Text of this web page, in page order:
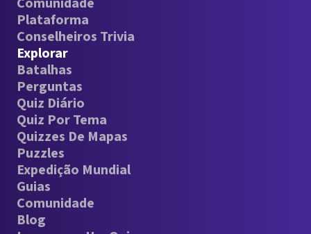
Plataforma
Conselheiros Trivia
Explorar
Batalhas
Perguntas
Quiz Diário
Quiz Por Tema
Quizzes De Mapas
Puzzles
Expedição Mundial
Guias
Comunidade
Blog